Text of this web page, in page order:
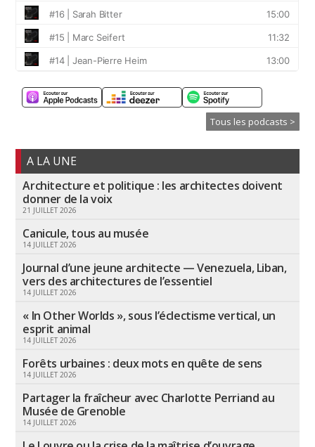
Tous les podcasts >
A LA UNE
Architecture et politique : les architectes doivent
donner de la voix
21 JUILLET 2026
Canicule, tous au musée
14 JUILLET 2026
Journal d’une jeune architecte — Venezuela, Liban,
vers des architectures de l’essentiel
14 JUILLET 2026
« In Other Worlds », sous l’éclectisme vertical, un
esprit animal
14 JUILLET 2026
Forêts urbaines : deux mots en quête de sens
14 JUILLET 2026
Partager la fraîcheur avec Charlotte Perriand au
Musée de Grenoble
14 JUILLET 2026